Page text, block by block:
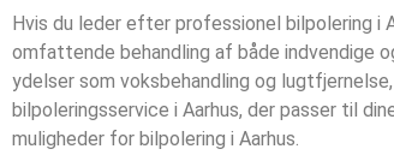
Hvis du leder efter professionel bilpolering i
omfattende behandling af både indvendige
ydelser som voksbehandling og
bilpoleringsservice i Aarhus, der passer til
muligheder for bilpolering i Aarhus.